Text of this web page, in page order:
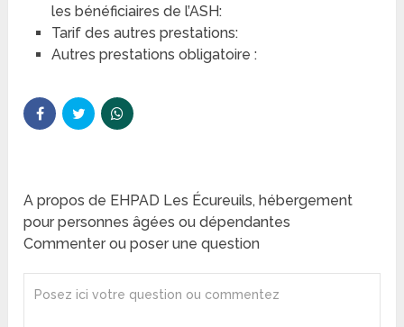
les bénéficiaires de l’ASH:
Tarif des autres prestations:
Autres prestations obligatoire :
A propos de EHPAD Les Écureuils, hébergement
pour personnes âgées ou dépendantes
Commenter ou poser une question